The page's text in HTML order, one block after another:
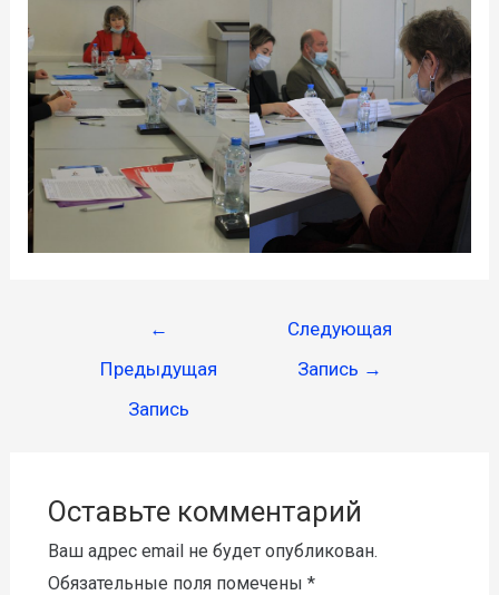
←
Предыдущая
Запись
Следующая
Запись →
Оставьте комментарий
Ваш адрес email не будет опубликован.
Обязательные поля помечены *